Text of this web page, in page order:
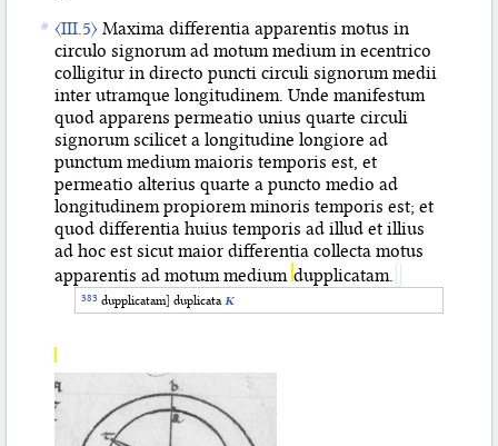
〈III.5〉 Maxima differentia apparentis motus in
circulo signorum ad motum medium in ecentrico
colligitur in directo puncti circuli signorum medii
inter utramque longitudinem. Unde manifestum
quod apparens permeatio unius quarte circuli
signorum scilicet a longitudine longiore ad
punctum medium maioris temporis est, et
permeatio alterius quarte a puncto medio ad
longitudinem propiorem minoris temporis est; et
quod differentia huius temporis ad illud et illius
ad hoc est sicut maior differentia collecta motus
apparentis ad motum medium dupplicatam.
dupplicatam] duplicata K